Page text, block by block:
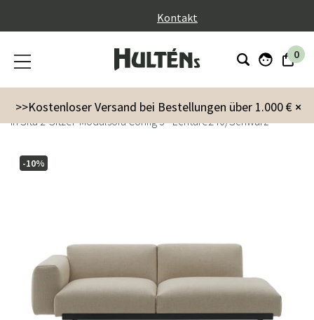
Kontakt
0
×
>>Kostenloser Versand bei Bestellungen über 1.000 €
Möbel Sofas
Modulares sofas
In Situ 2-Sitzer-Modulsofa Config 3 - Ecriture240/Schwarz
-10%